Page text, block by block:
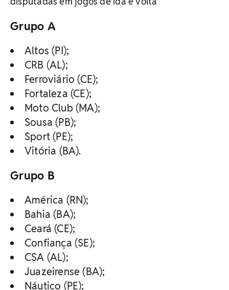
Grupo A
Altos (PI);
CRB (AL);
Ferroviário (CE);
Fortaleza (CE);
Moto Club (MA);
Sousa (PB);
Sport (PE);
Vitória (BA).
Grupo B
América (RN);
Bahia (BA);
Ceará (CE);
Confiança (SE);
CSA (AL);
Juazeirense (BA);
Náutico (PE);